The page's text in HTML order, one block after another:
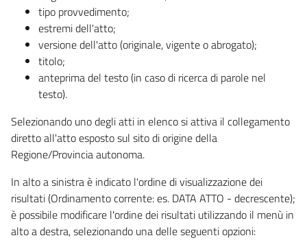
tipo provvedimento;
estremi dell'atto;
versione dell'atto (originale, vigente o abrogato);
titolo;
anteprima del testo (in caso di ricerca di parole nel
testo).
Selezionando uno degli atti in elenco si attiva il collegamento
diretto all'atto esposto sul sito di origine della
Regione/Provincia autonoma.
In alto a sinistra è indicato l'ordine di visualizzazione dei
risultati (Ordinamento corrente: es. DATA ATTO - decrescente);
è possibile modificare l'ordine dei risultati utilizzando il menù in
alto a destra, selezionando una delle seguenti opzioni: